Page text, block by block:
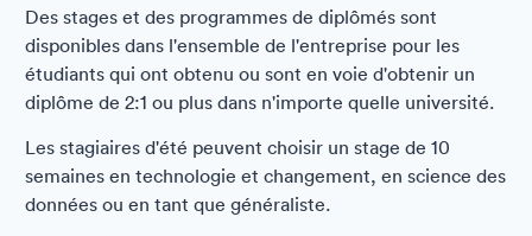
Des stages et des programmes de diplômés sont
disponibles dans l'ensemble de l'entreprise pour les
étudiants qui ont obtenu ou sont en voie d'obtenir un
diplôme de 2:1 ou plus dans n'importe quelle université.
Les stagiaires d'été peuvent choisir un stage de 10
semaines en technologie et changement, en science des
données ou en tant que généraliste.